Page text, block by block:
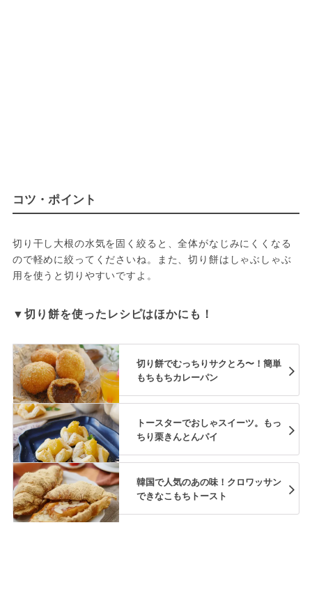
コツ・ポイント
切り干し大根の水気を固く絞ると、全体がなじみにくくなる
ので軽めに絞ってくださいね。また、切り餅はしゃぶしゃぶ
用を使うと切りやすいですよ。
▼切り餅を使ったレシピはほかにも！
切り餅でむっちりサクとろ〜！簡単
もちもちカレーパン
トースターでおしゃスイーツ。もっ
ちり栗きんとんパイ
韓国で人気のあの味！クロワッサン
できなこもちトースト